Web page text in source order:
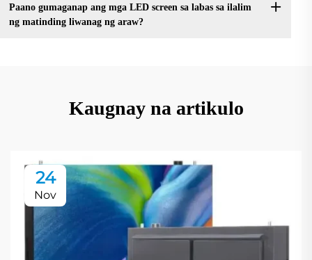
Paano gumaganap ang mga LED screen sa labas sa ilalim
ng matinding liwanag ng araw?
Kaugnay na artikulo
24
Nov